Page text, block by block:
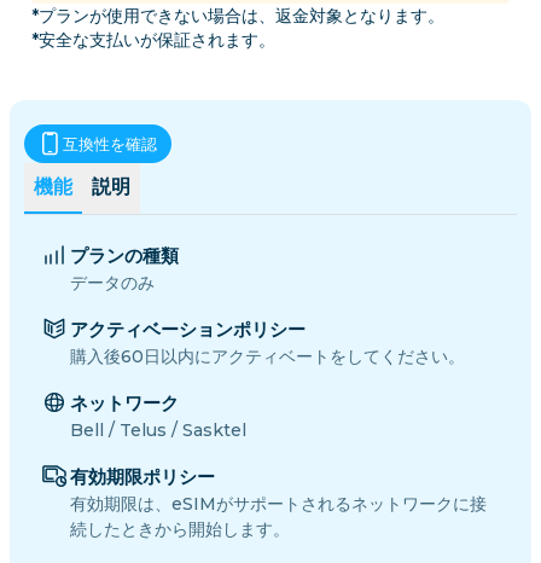
*プランが使用できない場合は、返金対象となります。
*安全な支払いが保証されます。
機能 説明
互換性を確認
プランの種類
データのみ
アクティベーションポリシー
購入後60日以内にアクティベートをしてください。
ネットワーク
Bell / Telus / Sasktel
有効期限ポリシー
有効期限は、eSIMがサポートされるネットワークに接
続したときから開始します。